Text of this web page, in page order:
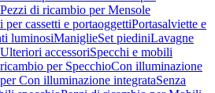
Pezzi di ricambio per Mensole
per cassetti e portaoggettiPortasalviette e
luminosiManiglieSet piediniLavagne
Ulteriori accessoriSpecchi e mobili
per SpecchioCon illuminazione
Con illuminazione integrataSenza